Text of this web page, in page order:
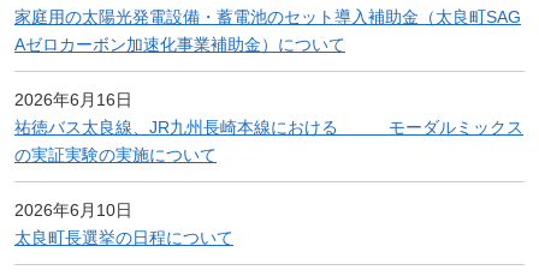
家庭用の太陽光発電設備・蓄電池のセット導入補助金（太良町SAG
Aゼロカーボン加速化事業補助金）について
2026年6月16日
祐徳バス太良線、JR九州長崎本線における モーダルミックス
の実証実験の実施について
2026年6月10日
太良町長選挙の日程について